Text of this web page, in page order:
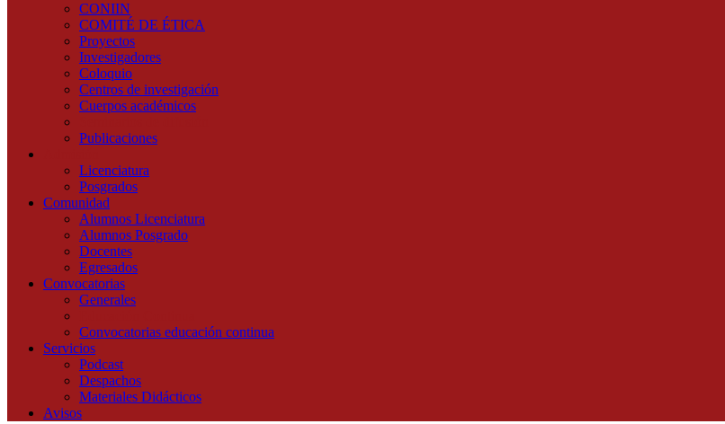
CONIIN
COMITÉ DE ÉTICA
Proyectos
Investigadores
Coloquio
Centros de investigación
Cuerpos académicos
Publicaciones
Licenciatura
Posgrados
Comunidad
Alumnos Licenciatura
Alumnos Posgrado
Docentes
Egresados
Convocatorias
Generales
Convocatorias educación continua
Servicios
Podcast
Despachos
Materiales Didácticos
Avisos